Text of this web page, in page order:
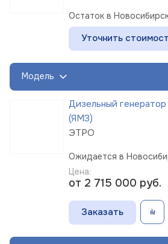
Остаток в
Уточнить
Модель
Дизельный
(ЯМЗ)
ЭТРО
Ожидается в
Цена:
от 2 715 000 руб.
Заказать